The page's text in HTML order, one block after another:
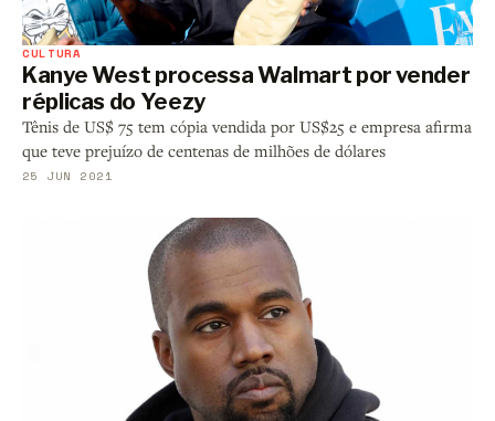
CULTURA
Kanye West processa Walmart por vender
réplicas do Yeezy
Tênis de US$ 75 tem cópia vendida por US$25 e empresa afirma
que teve prejuízo de centenas de milhões de dólares
25 JUN 2021